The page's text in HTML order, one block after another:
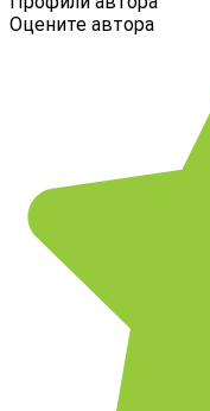
Оцените автора